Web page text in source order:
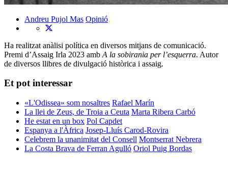
Andreu Pujol Mas Opinió
Ha realitzat anàlisi política en diversos mitjans de comunicació.
Premi d’Assaig Irla 2023 amb A la sobirania per l’esquerra. Autor
de diversos llibres de divulgació històrica i assaig.
Et pot interessar
«L'Odissea» som nosaltres Rafael Marín
La llei de Zeus, de Troia a Ceuta Marta Ribera Carbó
He estat en un box Pol Capdet
Espanya a l'Àfrica Josep-Lluís Carod-Rovira
Celebrem la unanimitat del Consell Montserrat Nebrera
La Costa Brava de Ferran Agulló Oriol Puig Bordas